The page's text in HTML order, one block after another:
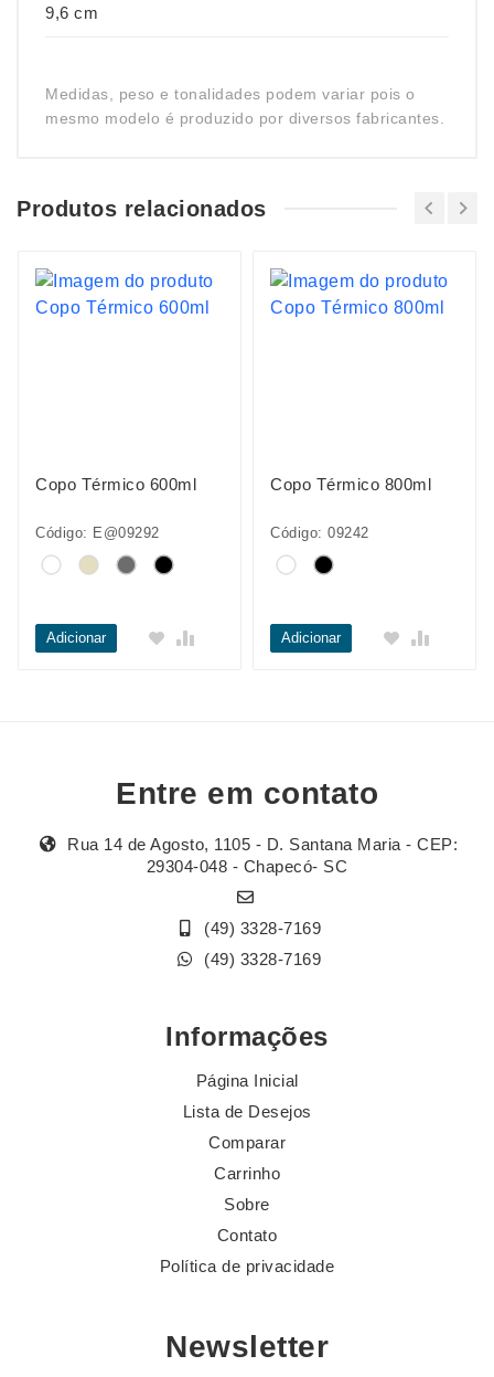
9,6 cm
Medidas, peso e tonalidades podem variar pois o
mesmo modelo é produzido por diversos fabricantes.
Produtos relacionados
Copo Térmico 600ml
Código: E@09292
Adicionar
Copo Térmico 800ml
Código: 09242
Adicionar
Entre em contato
Rua 14 de Agosto, 1105 - D. Santana Maria - CEP:
29304-048 - Chapecó- SC
(49) 3328-7169
(49) 3328-7169
Informações
Página Inicial
Lista de Desejos
Comparar
Carrinho
Sobre
Contato
Política de privacidade
Newsletter